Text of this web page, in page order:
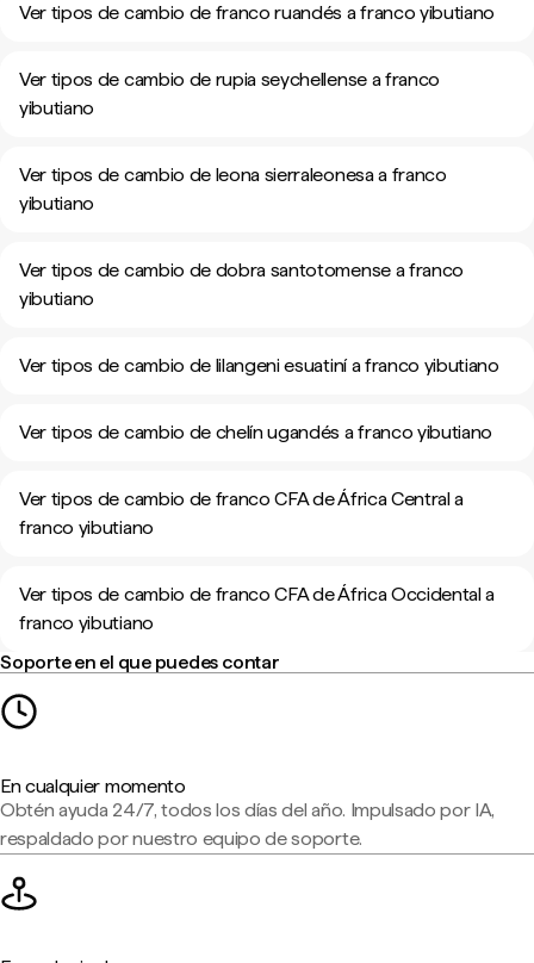
Ver tipos de cambio de franco ruandés a franco yibutiano
Ver tipos de cambio de rupia seychellense a franco
yibutiano
Ver tipos de cambio de leona sierraleonesa a franco
yibutiano
Ver tipos de cambio de dobra santotomense a franco
yibutiano
Ver tipos de cambio de lilangeni esuatiní a franco yibutiano
Ver tipos de cambio de chelín ugandés a franco yibutiano
Ver tipos de cambio de franco CFA de África Central a
franco yibutiano
Ver tipos de cambio de franco CFA de África Occidental a
franco yibutiano
Soporte en el que puedes contar
En cualquier momento
Obtén ayuda 24/7, todos los días del año. Impulsado por IA,
respaldado por nuestro equipo de soporte.